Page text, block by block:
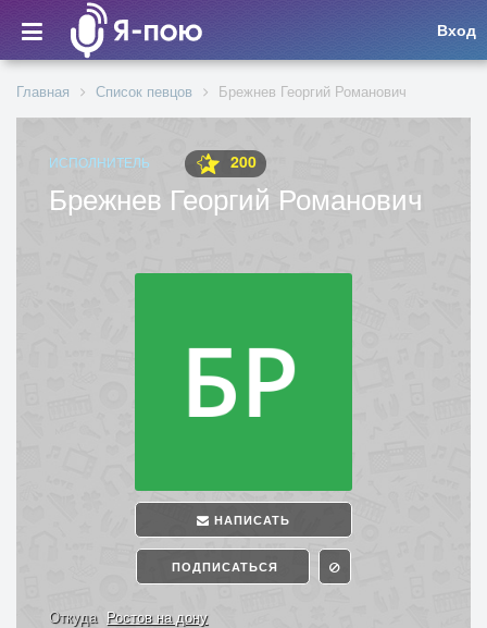
Вход
Главная Список певцов Брежнев Георгий Романович
ИСПОЛНИТЕЛЬ 200
Брежнев Георгий Романович
НАПИСАТЬ
ПОДПИСАТЬСЯ
Откуда Ростов на дону